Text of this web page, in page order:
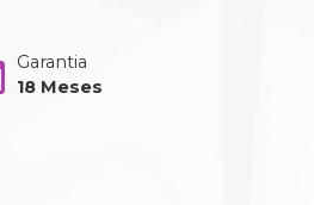
Garantia
18 Meses